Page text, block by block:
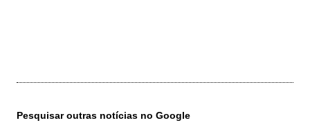
Pesquisar outras notícias no Google